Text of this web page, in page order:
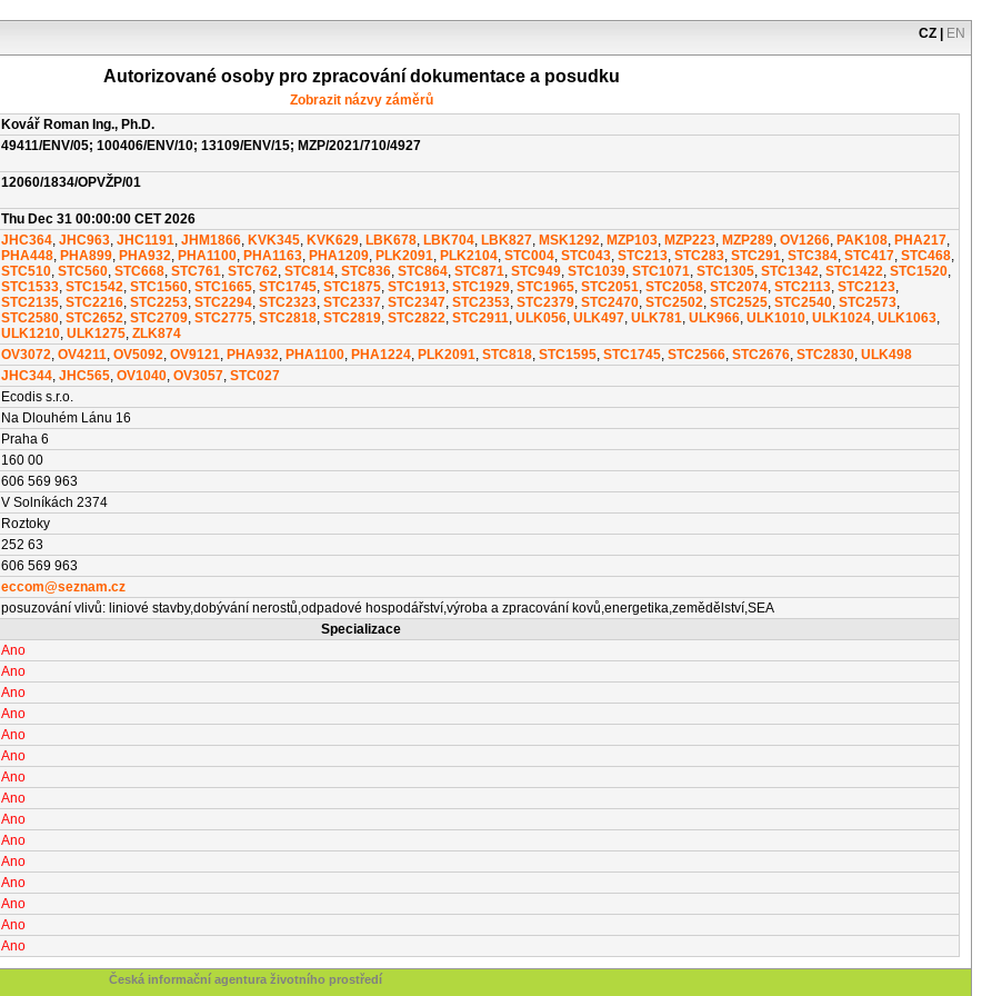
CZ EN
Autorizované osoby pro zpracování dokumentace a posudku
Zobrazit názvy záměrů
Kovář Roman Ing., Ph.D.
49411/ENV/05; 100406/ENV/10; 13109/ENV/15; MZP/2021/710/4927
12060/1834/OPVŽP/01
Thu Dec 31 00:00:00 CET 2026
JHC364, JHC963, JHC1191, JHM1866, KVK345, KVK629, LBK678, LBK704, LBK827, MSK1292, MZP103, MZP223, MZP289, OV1266, PAK108, PHA217,
PHA448, PHA899, PHA932, PHA1100, PHA1163, PHA1209, PLK2091, PLK2104, STC004, STC043, STC213, STC283, STC291, STC384, STC417, STC468,
STC510, STC560, STC668, STC761, STC762, STC814, STC836, STC864, STC871, STC949, STC1039, STC1071, STC1305, STC1342, STC1422, STC1520,
STC1533, STC1542, STC1560, STC1665, STC1745, STC1875, STC1913, STC1929, STC1965, STC2051, STC2058, STC2074, STC2113, STC2123,
STC2135, STC2216, STC2253, STC2294, STC2323, STC2337, STC2347, STC2353, STC2379, STC2470, STC2502, STC2525, STC2540, STC2573,
STC2580, STC2652, STC2709, STC2775, STC2818, STC2819, STC2822, STC2911, ULK056, ULK497, ULK781, ULK966, ULK1010, ULK1024, ULK1063,
ULK1210, ULK1275, ZLK874
OV3072, OV4211, OV5092, OV9121, PHA932, PHA1100, PHA1224, PLK2091, STC818, STC1595, STC1745, STC2566, STC2676, STC2830, ULK498
JHC344, JHC565, OV1040, OV3057, STC027
Ecodis s.r.o.
Na Dlouhém Lánu 16
Praha 6
160 00
606 569 963
V Solníkách 2374
Roztoky
252 63
606 569 963
eccom@seznam.cz
posuzování vlivů: liniové stavby,dobývání nerostů,odpadové hospodářství,výroba a zpracování kovů,energetika,zemědělství,SEA
Specializace
Ano
Ano
Ano
Ano
Ano
Ano
Ano
Ano
Ano
Ano
Ano
Ano
Ano
Ano
Ano
Česká informační agentura životního prostředí